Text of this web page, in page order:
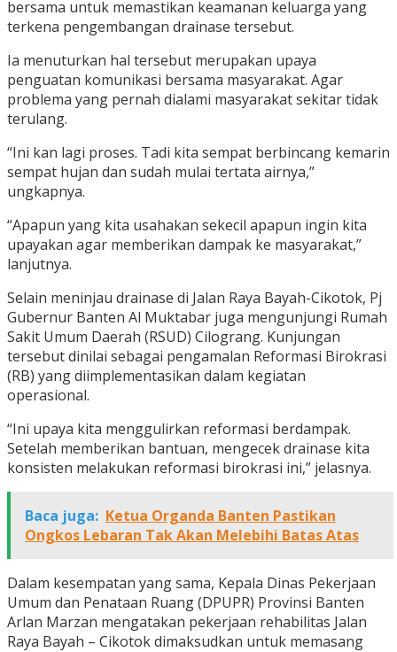
bersama untuk memastikan keamanan keluarga yang
terkena pengembangan drainase tersebut.
Ia menuturkan hal tersebut merupakan upaya
penguatan komunikasi bersama masyarakat. Agar
problema yang pernah dialami masyarakat sekitar tidak
terulang.
“Ini kan lagi proses. Tadi kita sempat berbincang kemarin
sempat hujan dan sudah mulai tertata airnya,”
ungkapnya.
“Apapun yang kita usahakan sekecil apapun ingin kita
upayakan agar memberikan dampak ke masyarakat,”
lanjutnya.
Selain meninjau drainase di Jalan Raya Bayah-Cikotok, Pj
Gubernur Banten Al Muktabar juga mengunjungi Rumah
Sakit Umum Daerah (RSUD) Cilograng. Kunjungan
tersebut dinilai sebagai pengamalan Reformasi Birokrasi
(RB) yang diimplementasikan dalam kegiatan
operasional.
“Ini upaya kita menggulirkan reformasi berdampak.
Setelah memberikan bantuan, mengecek drainase kita
konsisten melakukan reformasi birokrasi ini,” jelasnya.
Baca juga: Ketua Organda Banten Pastikan
Ongkos Lebaran Tak Akan Melebihi Batas Atas
Dalam kesempatan yang sama, Kepala Dinas Pekerjaan
Umum dan Penataan Ruang (DPUPR) Provinsi Banten
Arlan Marzan mengatakan pekerjaan rehabilitas Jalan
Raya Bayah – Cikotok dimaksudkan untuk memasang